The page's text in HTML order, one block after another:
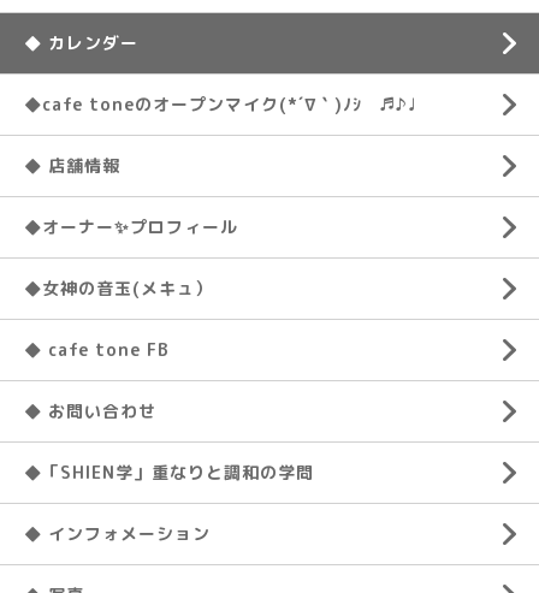
◆ カレンダー
◆cafe toneのオープンマイク(*´∇｀)ﾉｼ ♬♪♩
◆ 店舗情報
◆オーナー✨プロフィール
◆女神の音玉(メキュ）
◆ cafe tone FB
◆ お問い合わせ
◆「SHIEN学」重なりと調和の学問
◆ インフォメーション